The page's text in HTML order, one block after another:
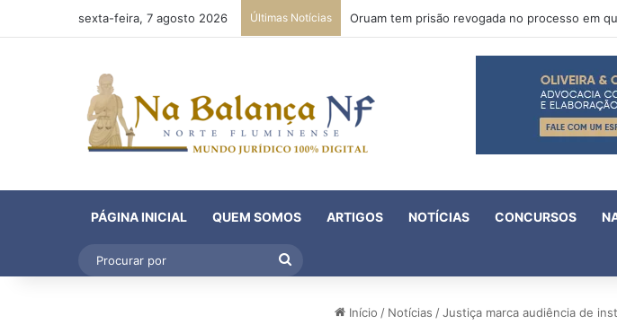
sexta-feira, 7 agosto 2026 Últimas Notícias
PÁGINA INICIAL QUEM SOMOS ARTIGOS NOTÍCIAS CONCURSOS
Início / Notícias /Justiça marca audiência de